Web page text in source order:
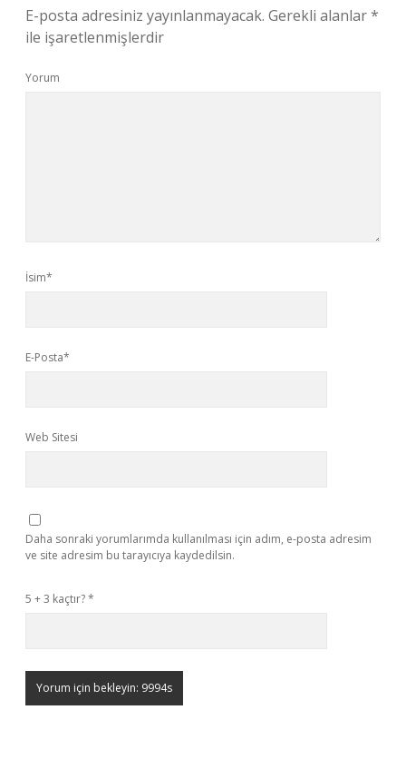
E-posta adresiniz yayınlanmayacak. Gerekli alanlar*
ile işaretlenmişlerdir
Yorum
İsim*
E-Posta*
Web Sitesi
Daha sonraki yorumlarımda kullanılması için adım, e-posta adresim
ve site adresim bu tarayıcıya kaydedilsin.
5 + 3 kaçtır?*